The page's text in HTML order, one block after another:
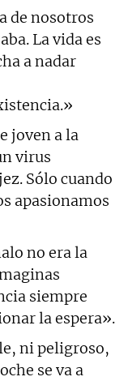
de nosotros
La vida es
a nadar
joven a la
virus
Sólo cuando
apasionamos
no era la
siempre
la espera».
ni peligroso,
se va a